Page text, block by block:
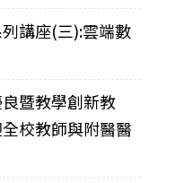
講座(三):雲端數
良暨教學創新教
校教師與附醫醫